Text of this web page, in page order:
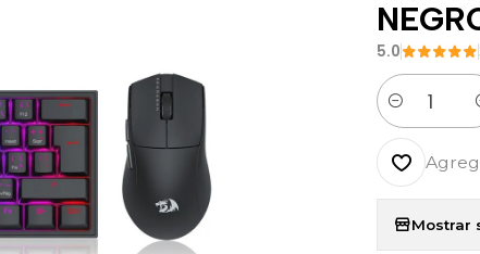
5.0
Cantidad
Mostrar